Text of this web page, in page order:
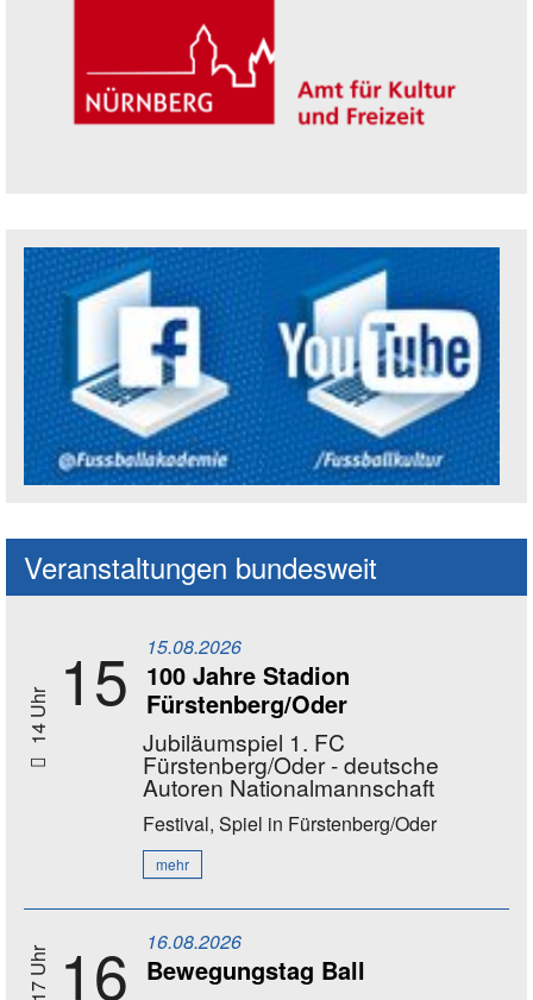
Social Media Kanäle der Akademie
Veranstaltungen bundesweit
14 Uhr 15 15.08.2026
100 Jahre Stadion
Fürstenberg/Oder
Jubiläumspiel 1. FC
Fürstenberg/Oder - deutsche
Autoren Nationalmannschaft
Festival, Spiel in Fürstenberg/Oder
mehr
16 16.08.2026
Bewegungstag Ball